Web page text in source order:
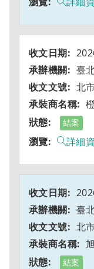
臺
北
結案
詳細
臺
北
結案